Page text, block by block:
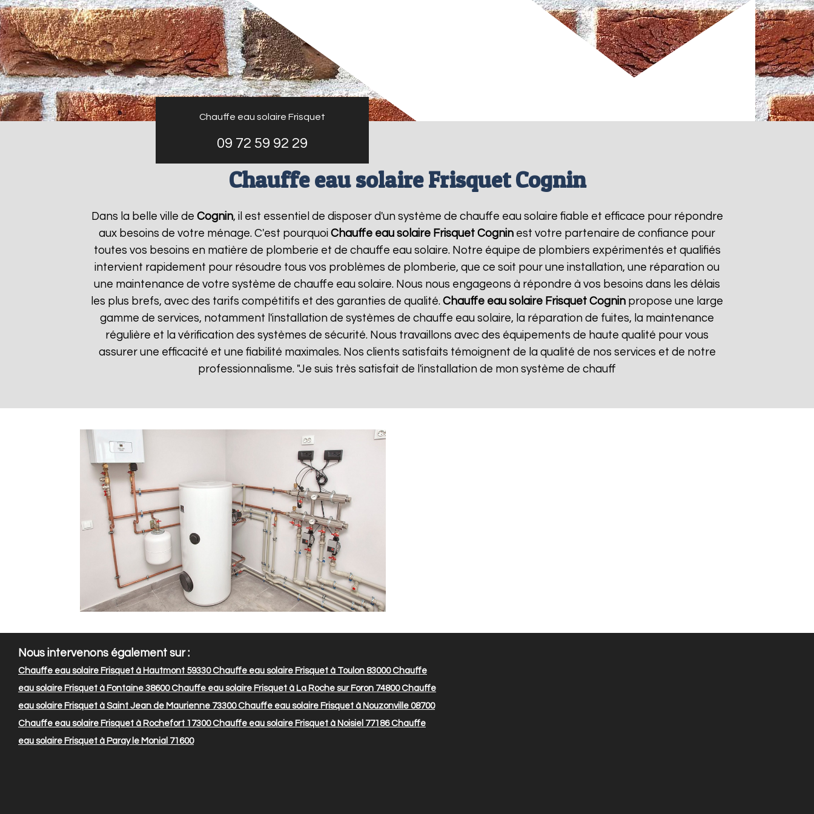
Chauffe eau solaire Frisquet
09 72 59 92 29
Chauffe eau solaire Frisquet Cognin
Dans la belle ville de Cognin, il est essentiel de disposer d'un système de chauffe eau solaire fiable et efficace pour répondre
aux besoins de votre ménage. C'est pourquoi Chauffe eau solaire Frisquet Cognin est votre partenaire de confiance pour
toutes vos besoins en matière de plomberie et de chauffe eau solaire. Notre équipe de plombiers expérimentés et qualifiés
intervient rapidement pour résoudre tous vos problèmes de plomberie, que ce soit pour une installation, une réparation ou
une maintenance de votre système de chauffe eau solaire. Nous nous engageons à répondre à vos besoins dans les délais
les plus brefs, avec des tarifs compétitifs et des garanties de qualité. Chauffe eau solaire Frisquet Cognin propose une large
gamme de services, notamment l'installation de systèmes de chauffe eau solaire, la réparation de fuites, la maintenance
régulière et la vérification des systèmes de sécurité. Nous travaillons avec des équipements de haute qualité pour vous
assurer une efficacité et une fiabilité maximales. Nos clients satisfaits témoignent de la qualité de nos services et de notre
professionnalisme. "Je suis très satisfait de l'installation de mon système de chauff
Nous intervenons également sur :
Chauffe eau solaire Frisquet à Hautmont 59330Chauffe eau solaire Frisquet à Toulon 83000Chauffe
eau solaire Frisquet à Fontaine 38600Chauffe eau solaire Frisquet à La Roche sur Foron 74800Chauffe
eau solaire Frisquet à Saint Jean de Maurienne 73300Chauffe eau solaire Frisquet à Nouzonville 08700
Chauffe eau solaire Frisquet à Rochefort 17300Chauffe eau solaire Frisquet à Noisiel 77186Chauffe
eau solaire Frisquet à Paray le Monial 71600